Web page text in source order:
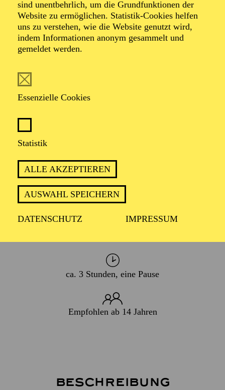
sind unentbehrlich, um die Grundfunktionen der
Website zu ermöglichen. Statistik-Cookies helfen
uns zu verstehen, wie die Website genutzt wird,
indem Informationen anonym gesammelt und
gemeldet werden.
Essenzielle Cookies
Statistik
ALLE AKZEPTIEREN
AUSWAHL SPEICHERN
DATENSCHUTZ IMPRESSUM
PACKENDES EIFERSUCHTSDRAMA
ZWISCHEN ILLUSION UND
02. Februar 2019
WIEDERAUFNAHME
07. Juni 2026
ca. 3 Stunden, eine Pause
Empfohlen ab 14 Jahren
Beschreibung